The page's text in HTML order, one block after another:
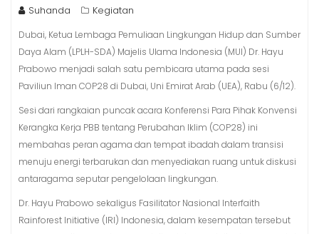
Suhanda Kegiatan
Dubai, Ketua Lembaga Pemuliaan Lingkungan Hidup dan Sumber
Daya Alam (LPLH-SDA) Majelis Ulama Indonesia (MUI) Dr. Hayu
Prabowo menjadi salah satu pembicara utama pada sesi
Paviliun Iman COP28 di Dubai, Uni Emirat Arab (UEA), Rabu (6/12).
Sesi dari rangkaian puncak acara Konferensi Para Pihak Konvensi
Kerangka Kerja PBB tentang Perubahan Iklim (COP28) ini
membahas peran agama dan tempat ibadah dalam transisi
menuju energi terbarukan dan menyediakan ruang untuk diskusi
antaragama seputar pengelolaan lingkungan.
Dr. Hayu Prabowo sekaligus Fasilitator Nasional Interfaith
Rainforest Initiative (IRI) Indonesia, dalam kesempatan tersebut